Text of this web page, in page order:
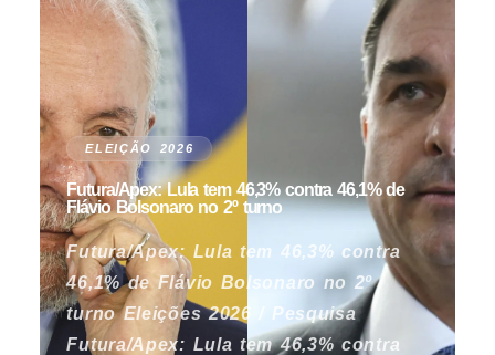
ELEIÇÃO 2026
Futura/Apex: Lula tem 46,3% contra 46,1% de
Flávio Bolsonaro no 2º turno
Futura/Apex: Lula tem 46,3% contra
46,1% de Flávio Bolsonaro no 2º
turno Eleições 2026 / Pesquisa
Futura/Apex: Lula tem 46,3% contra